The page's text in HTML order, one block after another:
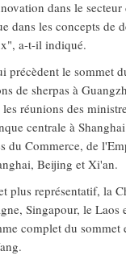
dans le secteur
dans les concepts de
a-t-il indiqué.
précèdent le sommet
de sherpas à
réunions des
centrale à
du Commerce, de
Beijing et Xi'an.
plus représentatif, la
Singapour, le Laos
complet du sommet